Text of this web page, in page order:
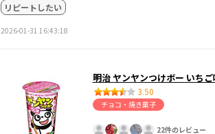
リピートしたい
2026-01-31 16:43:18
明治 ヤンヤンつけボー いちご
3.50
チョコ・焼き菓子
22件のレビュー